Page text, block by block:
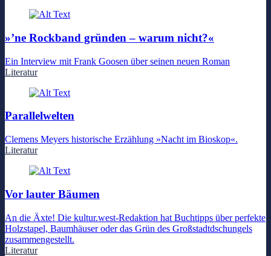
»’ne Rockband gründen – warum nicht?«
Ein Interview mit Frank Goosen über seinen neuen Roman
Literatur
Parallelwelten
Clemens Meyers historische Erzählung »Nacht im Bioskop«.
Literatur
Vor lauter Bäumen
An die Äxte! Die kultur.west-Redaktion hat Buchtipps über perfekte
Holzstapel, Baumhäuser oder das Grün des Großstadtdschungels
zusammengestellt.
Literatur